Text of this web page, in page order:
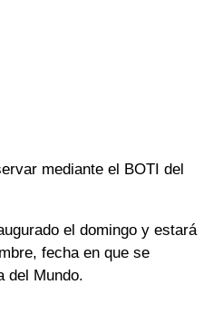
mediante el BOTI del
el domingo y estará
fecha en que se
del Mundo.